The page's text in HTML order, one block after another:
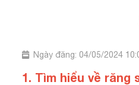
Ngày đăng: 04/05/2024
1. Tìm hiểu về răng